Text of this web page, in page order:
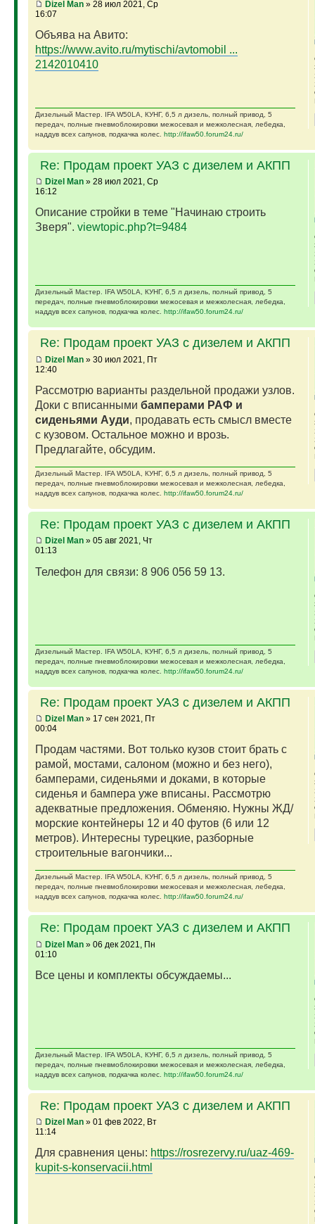
Dizel Man» 28 июл 2021, Ср
16:07
Объява на Авито:
https://www.avito.ru/mytischi/avtomobil ...
2142010410
Дизельный Мастер. IFA W50LA, КУНГ, 6,5 л дизель, полный привод, 5
передач, полные пневмоблокировки межосевая и межколесная, лебедка,
наддув всех сапунов, подкачка колес. http://ifaw50.forum24.ru/
Re: Продам проект УАЗ с дизелем и АКПП
Dizel Man» 28 июл 2021, Ср
16:12
Описание стройки в теме "Начинаю строить
Зверя". viewtopic.php?t=9484
Дизельный Мастер. IFA W50LA, КУНГ, 6,5 л дизель, полный привод, 5
передач, полные пневмоблокировки межосевая и межколесная, лебедка,
наддув всех сапунов, подкачка колес. http://ifaw50.forum24.ru/
Re: Продам проект УАЗ с дизелем и АКПП
Dizel Man» 30 июл 2021, Пт
12:40
Рассмотрю варианты раздельной продажи узлов.
Доки с вписанными бамперами РАФ и
сиденьями Ауди, продавать есть смысл вместе
с кузовом. Остальное можно и врозь.
Предлагайте, обсудим.
Дизельный Мастер. IFA W50LA, КУНГ, 6,5 л дизель, полный привод, 5
передач, полные пневмоблокировки межосевая и межколесная, лебедка,
наддув всех сапунов, подкачка колес. http://ifaw50.forum24.ru/
Re: Продам проект УАЗ с дизелем и АКПП
Dizel Man» 05 авг 2021, Чт
01:13
Телефон для связи: 8 906 056 59 13.
Дизельный Мастер. IFA W50LA, КУНГ, 6,5 л дизель, полный привод, 5
передач, полные пневмоблокировки межосевая и межколесная, лебедка,
наддув всех сапунов, подкачка колес. http://ifaw50.forum24.ru/
Re: Продам проект УАЗ с дизелем и АКПП
Dizel Man» 17 сен 2021, Пт
00:04
Продам частями. Вот только кузов стоит брать с
рамой, мостами, салоном (можно и без него),
бамперами, сиденьями и доками, в которые
сиденья и бампера уже вписаны. Рассмотрю
адекватные предложения. Обменяю. Нужны ЖД/
морские контейнеры 12 и 40 футов (6 или 12
метров). Интересны турецкие, разборные
строительные вагончики...
Дизельный Мастер. IFA W50LA, КУНГ, 6,5 л дизель, полный привод, 5
передач, полные пневмоблокировки межосевая и межколесная, лебедка,
наддув всех сапунов, подкачка колес. http://ifaw50.forum24.ru/
Re: Продам проект УАЗ с дизелем и АКПП
Dizel Man» 06 дек 2021, Пн
01:10
Все цены и комплекты обсуждаемы...
Дизельный Мастер. IFA W50LA, КУНГ, 6,5 л дизель, полный привод, 5
передач, полные пневмоблокировки межосевая и межколесная, лебедка,
наддув всех сапунов, подкачка колес. http://ifaw50.forum24.ru/
Re: Продам проект УАЗ с дизелем и АКПП
Dizel Man» 01 фев 2022, Вт
11:14
Для сравнения цены: https://rosrezervy.ru/uaz-469-
kupit-s-konservacii.html